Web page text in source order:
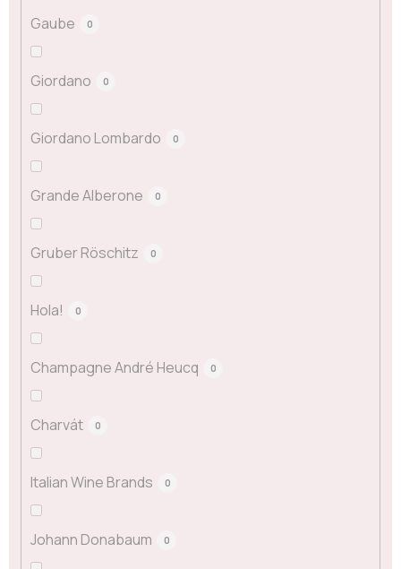
Gaube 0
Giordano 0
Giordano Lombardo 0
Grande Alberone 0
Gruber Röschitz 0
Hola! 0
Champagne André Heucq 0
Charvát 0
Italian Wine Brands 0
Johann Donabaum 0